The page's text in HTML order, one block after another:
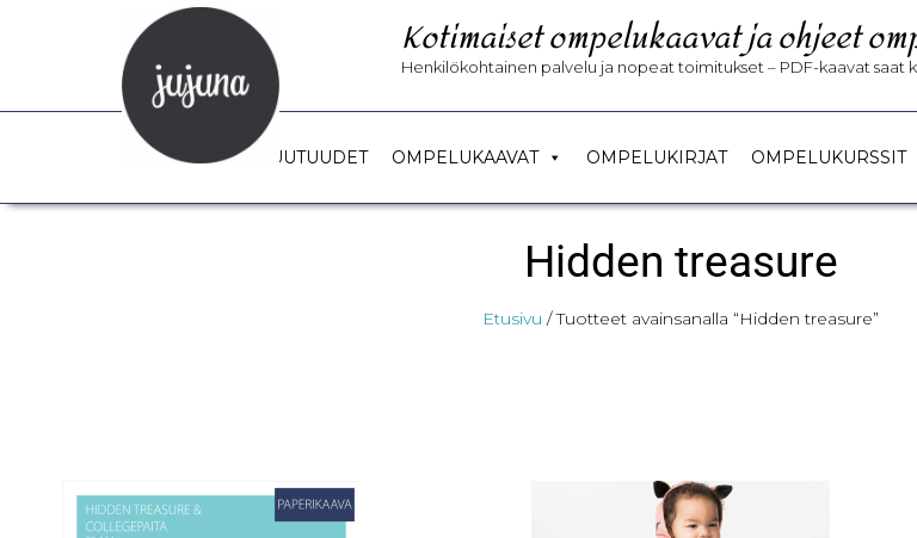
Kotimaiset ompelukaavat ja ohjeet
Henkilökohtainen palvelu ja nopeat toimitukset – PDF-kaavat saat
UUTUUDET OMPELUKAAVAT OMPELUKIRJAT OMPELUKURSSIT
Hidden treasure
Etusivu / Tuotteet avainsanalla “Hidden treasure”